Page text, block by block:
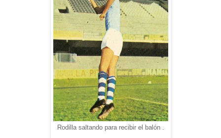
Rodilla saltando para recibir el balón .